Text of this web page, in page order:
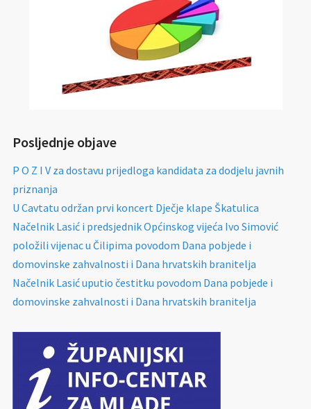
Posljednje objave
P O Z I V za dostavu prijedloga kandidata za dodjelu javnih
priznanja
U Cavtatu održan prvi koncert Dječje klape Škatulica
Načelnik Lasić i predsjednik Općinskog vijeća Ivo Simović
položili vijenac u Čilipima povodom Dana pobjede i
domovinske zahvalnosti i Dana hrvatskih branitelja
Načelnik Lasić uputio čestitku povodom Dana pobjede i
domovinske zahvalnosti i Dana hrvatskih branitelja